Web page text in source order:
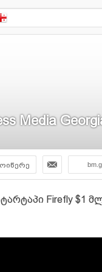
Media
Firefly $1